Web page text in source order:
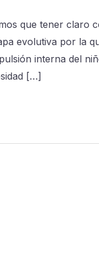
que tener claro
evolutiva por la
interna del
[…]